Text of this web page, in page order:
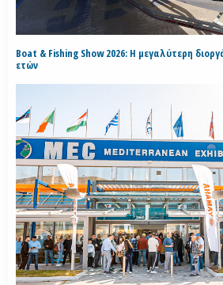
Boat & Fishing Show 2026: Η μεγαλύτερη
ετών